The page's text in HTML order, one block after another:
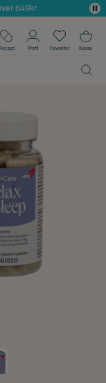
649kr
Profil Favoriter Kassa